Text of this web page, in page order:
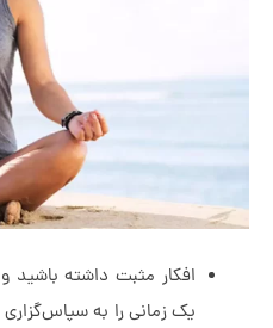
افکار مثبت داشته باشید و از
یک زمانی را به سپاس‌گزاری و